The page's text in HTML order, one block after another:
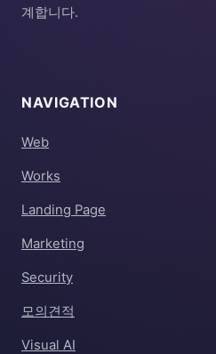
계합니다.
NAVIGATION
Web
Works
Landing Page
Marketing
Security
모의견적
Visual AI